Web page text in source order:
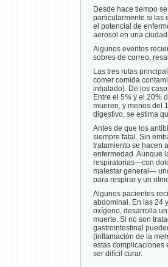
Desde hace tiempo
particularmente si las
el potencial de
aerosol en una
Algunos eventos
sobres de correo,
Las tres rutas
comer comida
inhalado). De los
Entre el 5% y el 20%
mueren, y menos del
digestivo, se estima
Antes de que los
siempre fatal. Sin
tratamiento se hacen
enfermedad. Aunque
respiratorias—con
malestar general—
para respirar y un
Algunos pacientes
abdominal. En las 24
oxígeno, desarrolla
muerte. Si no son
gastrointestinal
(inflamación de la
estas complicaciones
ser difícil curar.